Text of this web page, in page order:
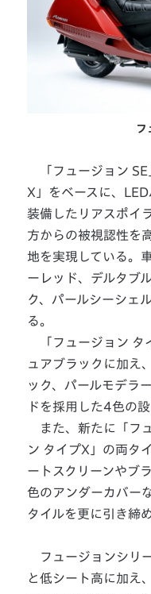
フ
「フュージョン SE
X」をベースに、
装備したリアスポイ
方からの被視認性を
地を実現している。
ーレッド、デルタブ
ク、パールシーシェ
る。
「フュージョン タ
ュアブラックに加え
ック、パールモデラ
ドを採用した4色の
また、新たに「フ
ン タイプX」の両タ
ートスクリーンやブ
色のアンダーカバー
タイルを更に引き締
フュージョンシリ
と低シート高に加え